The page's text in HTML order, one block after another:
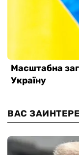
ВАС